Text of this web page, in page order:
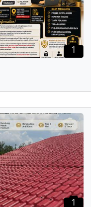
1
1